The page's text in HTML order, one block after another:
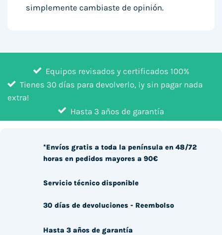
simplemente cambiaste de opinión.
Equipos revisados y certificados 100%
Tienes 30 días para devolverlo, ¡y sin pagar nada
extra!
Hasta 3 años de garantía
*Envíos gratis a toda la península en 48/72
horas en pedidos mayores a 90€
Servicio técnico disponible
30 días de devoluciones - Reembolso
Hasta 3 años de garantía